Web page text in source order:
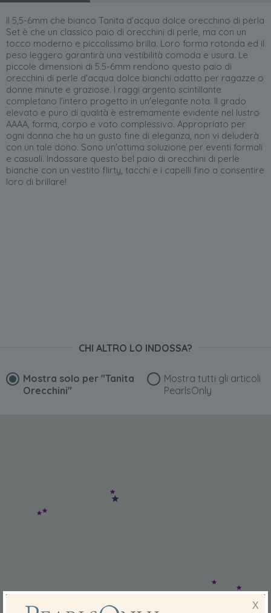
Il 5,5-6mm che bianco Tanita d'acqua dolce orecchino di perla
Set è che un classico paio di orecchini di perle, ma con un
tocco moderno e piccolissimo brilla. Loro forma rotonda ed il
peso leggero garantirà una vestibilità comoda e usura. Le
piccole dimensioni di 5.5-6mm rendono questo paio di
orecchini di perle d'acqua dolce bianchi adatto per ragazze o
donne minute e graziose. I raggi argento scintillante
completano l'intero progetto in un'elegante nota. Il grado
elevato e puro di qualità è estremamente evidente nel lustro
AAAA, forma, corpo e voto complessivo. Appropriato per
ogni donna che ha un gusto fine di eleganza, non vi deluderà
con un tale dono. Sono un'ottima soluzione per eventi formali
e casuali. Indossare questo bel paio di orecchini di perle
bianche con un vestito flirty, tacchi e i capelli fino a consentire
loro di brillare!
CHI ALTRO LO INDOSSA?
Mostra solo per "Tanita
Orecchini"
Mostra tutti gli articoli
PearlsOnly
X